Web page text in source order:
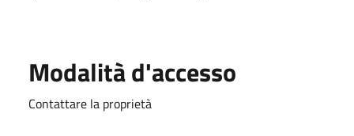
Modalità d'accesso
Contattare la proprietà